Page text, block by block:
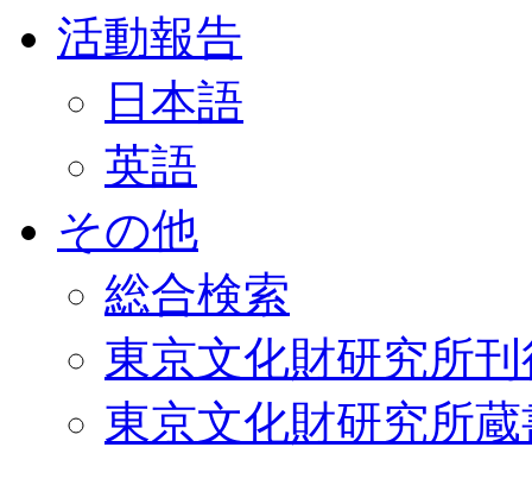
活動報告
日本語
英語
その他
総合検索
東京文化財研究所
東京文化財研究所